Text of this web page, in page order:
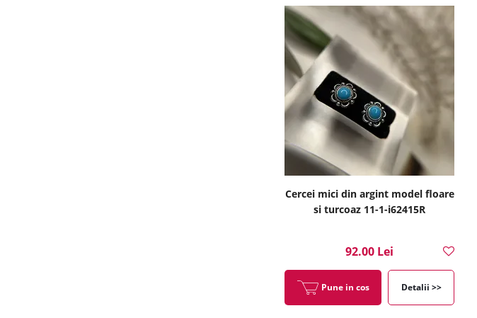
Cercei mici din argint model floare
si turcoaz 11-1-i62415R
92.00 Lei
Pune in cos Detalii >>